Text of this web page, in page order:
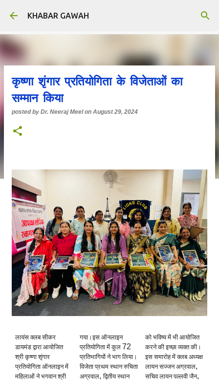
Skip to main content
KHABAR GAWAH
कृष्णा शृंगार प्रतियोगिता के विजेताओं का
सम्मान किया
posted by Dr. Neeraj Meel on August 29, 2024
लायंस क्लब सीकर
डायमंड द्वारा आयोजित
श्री कृष्णा शृंगार
प्रतियोगिता ऑनलाइन में
महिलाओं ने भगवान श्री
गया।इस ऑनलाइन
प्रतियोगिता में कुल 72
प्रतिभागियों ने भाग लिया।
विजेता प्रथम स्थान रुचिता
अग्रवाल,द्वितीय स्थान
को भविष्य में भी आयोजित
करने की इच्छा व्यक्त की।
इस समारोह में क्लब अध्यक्ष
लायन सज्जन अग्रवाल,
सचिव लायन पल्लवी जैन,